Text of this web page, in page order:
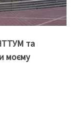
та
моєму